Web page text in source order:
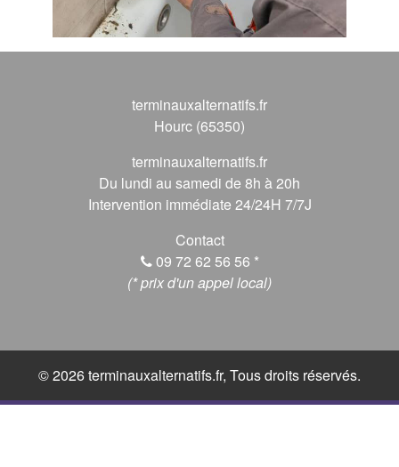
terminauxalternatifs.fr
Hourc (65350)
terminauxalternatifs.fr
Du lundi au samedi de 8h à 20h
Intervention immédiate 24/24H 7/7J
Contact
09 72 62 56 56 *
(* prix d'un appel local)
© 2026 terminauxalternatifs.fr, Tous droits réservés.